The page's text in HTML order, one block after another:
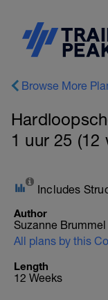
Browse More
1 uur 25 (12
Includes
Author
Suzanne Brummel
All plans by this
Length
12 Weeks